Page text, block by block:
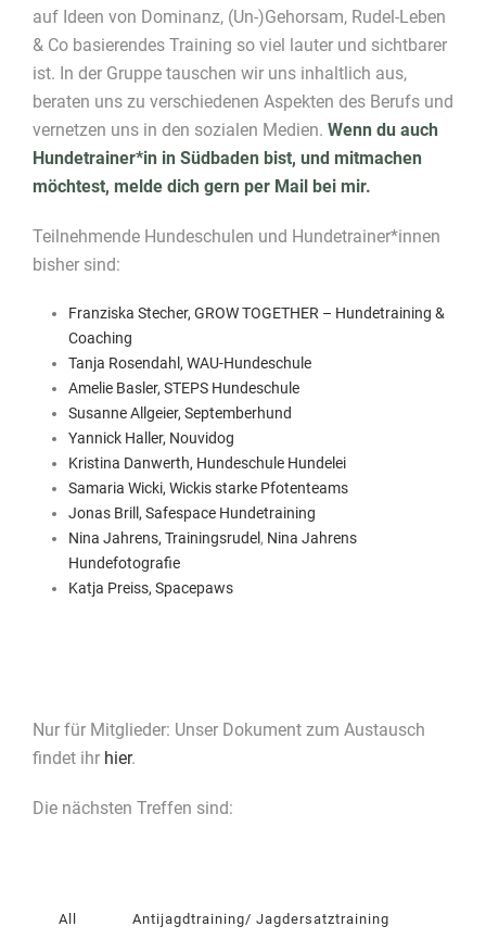
auf Ideen von Dominanz, (Un-)Gehorsam, Rudel-Leben
& Co basierendes Training so viel lauter und sichtbarer
ist. In der Gruppe tauschen wir uns inhaltlich aus,
beraten uns zu verschiedenen Aspekten des Berufs und
vernetzen uns in den sozialen Medien. Wenn du auch
Hundetrainer*in in Südbaden bist, und mitmachen
möchtest, melde dich gern per Mail bei mir.
Teilnehmende Hundeschulen und Hundetrainer*innen
bisher sind:
Franziska Stecher, GROW TOGETHER – Hundetraining &
Coaching
Tanja Rosendahl, WAU-Hundeschule
Amelie Basler, STEPS Hundeschule
Susanne Allgeier, Septemberhund
Yannick Haller, Nouvidog
Kristina Danwerth, Hundeschule Hundelei
Samaria Wicki, Wickis starke Pfotenteams
Jonas Brill, Safespace Hundetraining
Nina Jahrens, Trainingsrudel , Nina Jahrens
Hundefotografie
Katja Preiss, Spacepaws
Nur für Mitglieder: Unser Dokument zum Austausch
findet ihr hier.
Die nächsten Treffen sind:
All Antijagdtraining/ Jagdersatztraining